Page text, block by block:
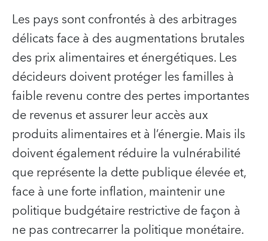
Les pays sont confrontés à des arbitrages
délicats face à des augmentations brutales
des prix alimentaires et énergétiques. Les
décideurs doivent protéger les familles à
faible revenu contre des pertes importantes
de revenus et assurer leur accès aux
produits alimentaires et à l’énergie. Mais ils
doivent également réduire la vulnérabilité
que représente la dette publique élevée et,
face à une forte inflation, maintenir une
politique budgétaire restrictive de façon à
ne pas contrecarrer la politique monétaire.